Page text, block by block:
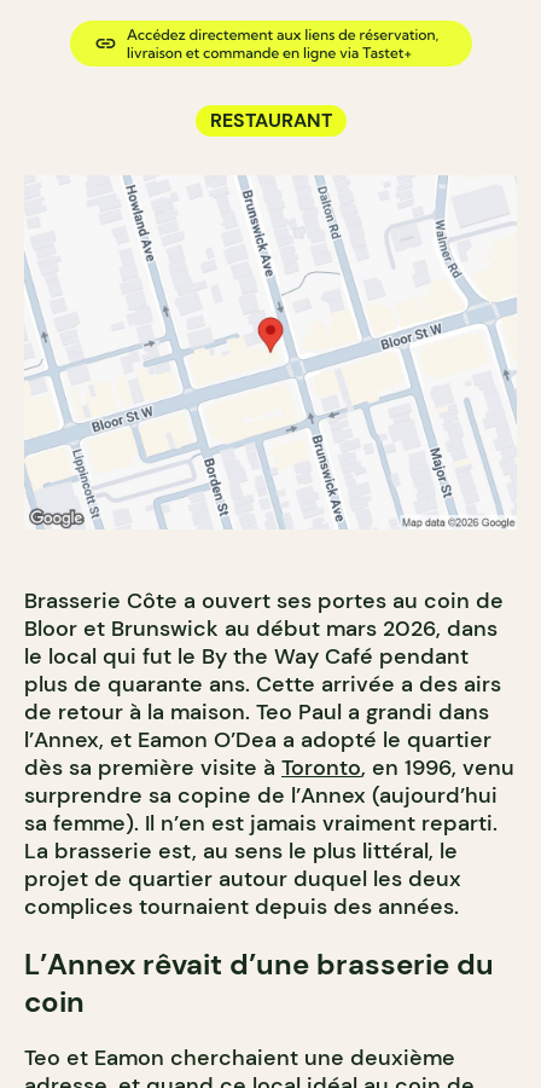
RESTAURANT
Brasserie Côte a ouvert ses portes au coin de
Bloor et Brunswick au début mars 2026, dans
le local qui fut le By the Way Café pendant
plus de quarante ans. Cette arrivée a des airs
de retour à la maison. Teo Paul a grandi dans
l’Annex, et Eamon O’Dea a adopté le quartier
dès sa première visite à Toronto, en 1996, venu
surprendre sa copine de l’Annex (aujourd’hui
sa femme). Il n’en est jamais vraiment reparti.
La brasserie est, au sens le plus littéral, le
projet de quartier autour duquel les deux
complices tournaient depuis des années.
L’Annex rêvait d’une brasserie du
coin
Teo et Eamon cherchaient une deuxième